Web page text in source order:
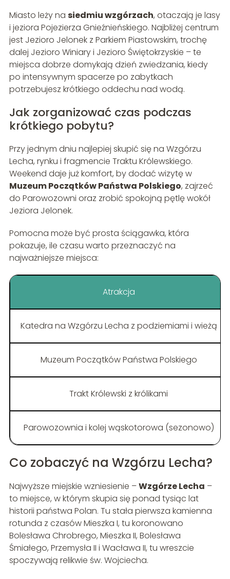
Miasto leży na siedmiu wzgórzach, otaczają je lasy
i jeziora Pojezierza Gnieźnieńskiego. Najbliżej centrum
jest Jezioro Jelonek z Parkiem Piastowskim, trochę
dalej Jezioro Winiary i Jezioro Świętokrzyskie – te
miejsca dobrze domykają dzień zwiedzania, kiedy
po intensywnym spacerze po zabytkach
potrzebujesz krótkiego oddechu nad wodą.
Jak zorganizować czas podczas
krótkiego pobytu?
Przy jednym dniu najlepiej skupić się na Wzgórzu
Lecha, rynku i fragmencie Traktu Królewskiego.
Weekend daje już komfort, by dodać wizytę w
Muzeum Początków Państwa Polskiego, zajrzeć
do Parowozowni oraz zrobić spokojną pętlę wokół
Jeziora Jelonek.
Pomocna może być prosta ściągawka, która
pokazuje, ile czasu warto przeznaczyć na
najważniejsze miejsca:
Atrakcja
Katedra na Wzgórzu Lecha z podziemiami i wieżą
Muzeum Początków Państwa Polskiego
Trakt Królewski z królikami
Parowozownia i kolej wąskotorowa (sezonowo)
Co zobaczyć na Wzgórzu Lecha?
Najwyższe miejskie wzniesienie –Wzgórze Lecha –
to miejsce, w którym skupia się ponad tysiąc lat
historii państwa Polan. Tu stała pierwsza kamienna
rotunda z czasów Mieszka I, tu koronowano
Bolesława Chrobrego, Mieszka II, Bolesława
Śmiałego, Przemysła II i Wacława II, tu wreszcie
spoczywają relikwie św. Wojciecha.